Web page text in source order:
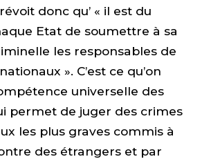
donc qu’ « il est du
Etat de soumettre à sa
les responsables de
». C’est ce qu’on
universelle des
permet de juger des crimes
les plus graves commis à
des étrangers et par